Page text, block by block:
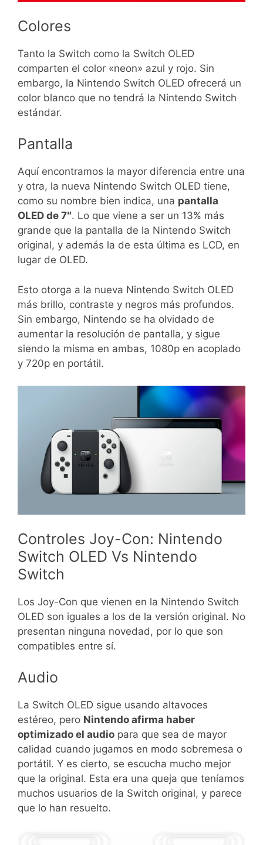
Colores
Tanto la Switch como la Switch OLED
comparten el color «neon» azul y rojo. Sin
embargo, la Nintendo Switch OLED ofrecerá un
color blanco que no tendrá la Nintendo Switch
estándar.
Pantalla
Aquí encontramos la mayor diferencia entre una
y otra, la nueva Nintendo Switch OLED tiene,
como su nombre bien indica, una pantalla
OLED de 7″. Lo que viene a ser un 13% más
grande que la pantalla de la Nintendo Switch
original, y además la de esta última es LCD, en
lugar de OLED.
Esto otorga a la nueva Nintendo Switch OLED
más brillo, contraste y negros más profundos.
Sin embargo, Nintendo se ha olvidado de
aumentar la resolución de pantalla, y sigue
siendo la misma en ambas, 1080p en acoplado
y 720p en portátil.
Controles Joy-Con: Nintendo
Switch OLED Vs Nintendo
Switch
Los Joy-Con que vienen en la Nintendo Switch
OLED son iguales a los de la versión original. No
presentan ninguna novedad, por lo que son
compatibles entre sí.
Audio
La Switch OLED sigue usando altavoces
estéreo, pero Nintendo afirma haber
optimizado el audio para que sea de mayor
calidad cuando jugamos en modo sobremesa o
portátil. Y es cierto, se escucha mucho mejor
que la original. Esta era una queja que teníamos
muchos usuarios de la Switch original, y parece
que lo han resuelto.